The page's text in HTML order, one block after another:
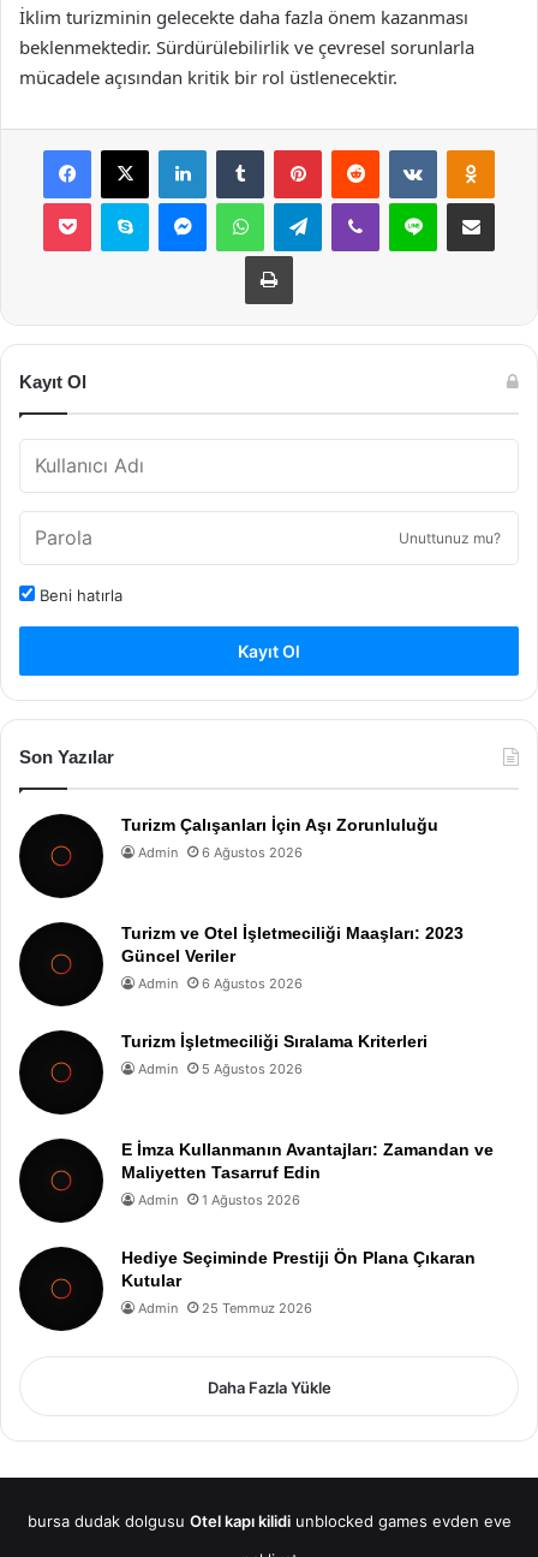
İklim turizminin gelecekte daha fazla önem kazanması
beklenmektedir. Sürdürülebilirlik ve çevresel sorunlarla
mücadele açısından kritik bir rol üstlenecektir.
Facebook
X LinkedInTumblr PinterestReddit VKontakte
Pocket Skype MessengerWhatsAppTelegramViber Line E-Posta ile
Yazdır
Kayıt Ol
Unuttunuz mu?
Beni hatırla
Kayıt Ol
Son Yazılar
Turizm Çalışanları İçin Aşı Zorunluluğu
Admin 6 Ağustos 2026
Turizm ve Otel İşletmeciliği Maaşları: 2023
Güncel Veriler
Admin 6 Ağustos 2026
Turizm İşletmeciliği Sıralama Kriterleri
Admin 5 Ağustos 2026
E İmza Kullanmanın Avantajları: Zamandan ve
Maliyetten Tasarruf Edin
Admin 1 Ağustos 2026
Hediye Seçiminde Prestiji Ön Plana Çıkaran
Kutular
Admin 25 Temmuz 2026
Daha Fazla Yükle
bursa dudak dolgusu Otel kapı kilidi unblocked games evden eve